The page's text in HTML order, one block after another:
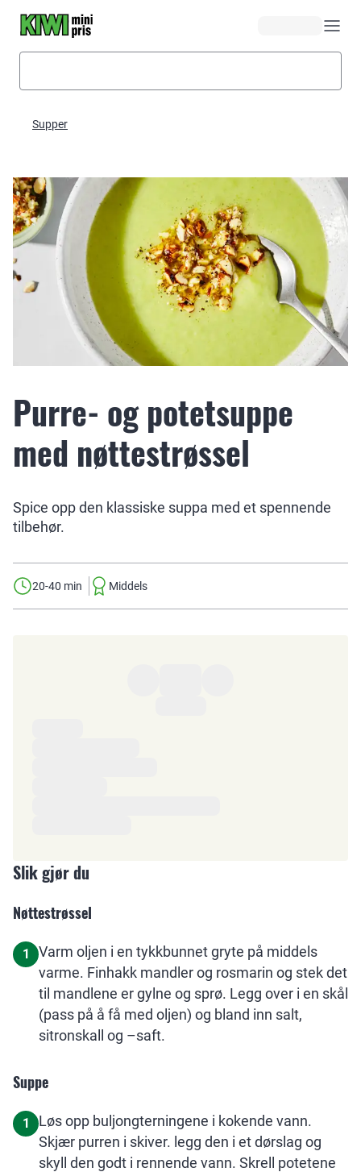
Supper
Purre- og potetsuppe
med nøttestrøssel
Spice opp den klassiske suppa med et spennende
tilbehør.
20-40 min Middels
Slik gjør du
Nøttestrøssel
1
Varm oljen i en tykkbunnet gryte på middels
varme. Finhakk mandler og rosmarin og stek det
til mandlene er gylne og sprø. Legg over i en skål
(pass på å få med oljen) og bland inn salt,
sitronskall og –saft.
Suppe
1
Løs opp buljongterningene i kokende vann.
Skjær purren i skiver. legg den i et dørslag og
skyll den godt i rennende vann. Skrell potetene